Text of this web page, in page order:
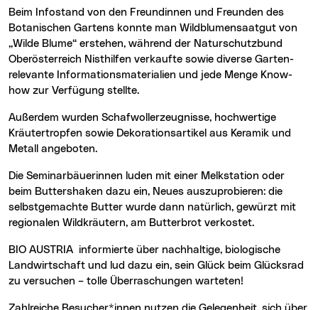
Beim Infostand von den Freundinnen und Freunden des
Botanischen Gartens konnte man Wildblumensaatgut von
„Wilde Blume“ erstehen, während der Naturschutzbund
Oberösterreich Nisthilfen verkaufte sowie diverse Garten-
relevante Informationsmaterialien und jede Menge Know-
how zur Verfügung stellte.
Außerdem wurden Schafwollerzeugnisse, hochwertige
Kräutertropfen sowie Dekorationsartikel aus Keramik und
Metall angeboten.
Die Seminarbäuerinnen luden mit einer Melkstation oder
beim Buttershaken dazu ein, Neues auszuprobieren: die
selbstgemachte Butter wurde dann natürlich, gewürzt mit
regionalen Wildkräutern, am Butterbrot verkostet.
BIO AUSTRIA informierte über nachhaltige, biologische
Landwirtschaft und lud dazu ein, sein Glück beim Glücksrad
zu versuchen – tolle Überraschungen warteten!